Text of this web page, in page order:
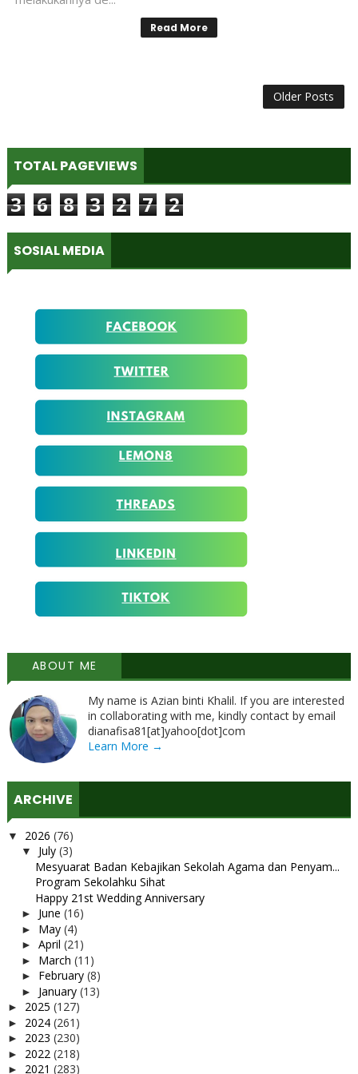
Read More
Older Posts
TOTAL PAGEVIEWS
3 6 8 3 2 7 2
SOSIAL MEDIA
ABOUT ME
My name is Azian binti Khalil. If you are interested
in collaborating with me, kindly contact by email
dianafisa81[at]yahoo[dot]com
Learn More →
ARCHIVE
▼ 2026 (76)
▼ July (3)
Mesyuarat Badan Kebajikan Sekolah Agama dan Penyam...
Program Sekolahku Sihat
Happy 21st Wedding Anniversary
► June (16)
► May (4)
► April (21)
► March (11)
► February (8)
► January (13)
► 2025 (127)
► 2024 (261)
► 2023 (230)
► 2022 (218)
► 2021 (283)